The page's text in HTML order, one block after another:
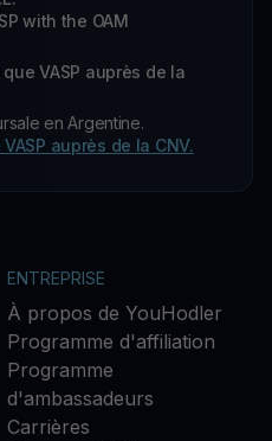
with the OAM
VASP auprès de la
en Argentine.
auprès de la CNV.
ENTREPRISE
À propos de YouHodler
Programme d'affiliation
Programme
d'ambassadeurs
Carrières